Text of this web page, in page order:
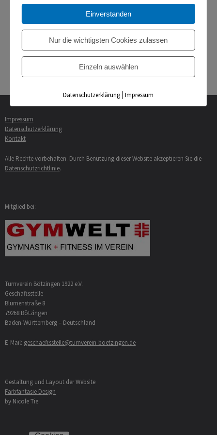
« Bötzinger Bürgerempfang 2017 – Ehrenamtliche und
Sehr gutes Abschneiden bei den Bayerischen Meisterschaften
Impressum
Datenschutzerklärung
Kontakt
Alle Rechte vorbehalten. Durch Benutzung dieser Website akzeptieren Sie die
Datenschutzrichtlinie.
Mitglied bei:
Turnverein Bötzingen 1922 e.V.
Geschäftsstelle
Blumenstraße 8
79268 Bötzingen
Baden-Württemberg – Deutschland
E-Mail: geschaeftsstelle@turnverein-boetzingen.de
Gestaltung und Layout der Website
Farbfantasie Design
by Nicole Tie
Einverstanden
Nur die wichtigsten Cookies zulassen
Einzeln auswählen
Datenschutzerklärung |Impressum